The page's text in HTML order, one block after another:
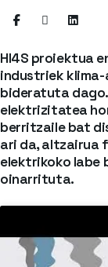
HI4S proiektua
industriek
bideratuta
elektrizitatea
berritzaile bat
ari da, altzairua
elektrikoko labe
oinarrituta.